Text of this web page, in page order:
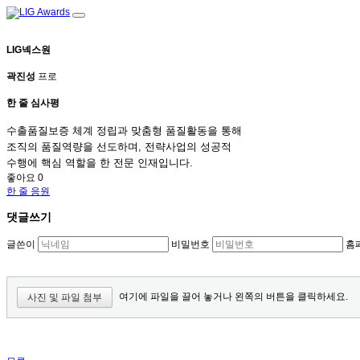
LIG넥스원
곽진성 프로
한 줄 심사평
수출품질보증 체계 정립과 맞춤형 품질활동을 통해
조직의 품질역량을 선도하며, 전략사업의 성공적
수행에 핵심 역할을 한 전문 인재입니다.
좋아요 0
한 줄 응원
댓글쓰기
글쓴이 비밀번호 홈
사진 및 파일 첨부 여기에 파일을 끌어 놓거나 왼쪽의 버튼을 클릭하세요.